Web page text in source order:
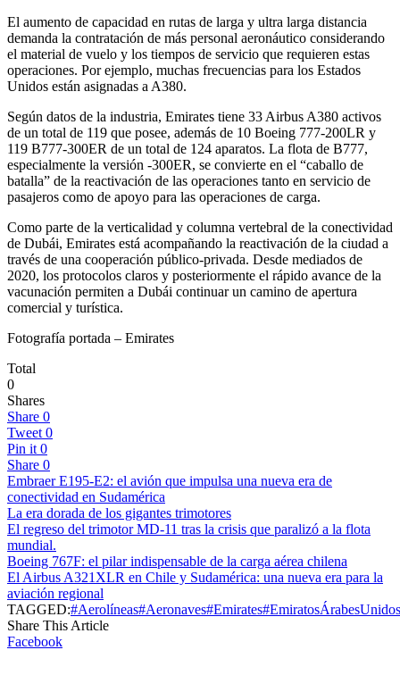
El aumento de capacidad en rutas de larga y ultra larga distancia
demanda la contratación de más personal aeronáutico considerando
el material de vuelo y los tiempos de servicio que requieren estas
operaciones. Por ejemplo, muchas frecuencias para los Estados
Unidos están asignadas a A380.
Según datos de la industria, Emirates tiene 33 Airbus A380 activos
de un total de 119 que posee, además de 10 Boeing 777-200LR y
119 B777-300ER de un total de 124 aparatos. La flota de B777,
especialmente la versión -300ER, se convierte en el “caballo de
batalla” de la reactivación de las operaciones tanto en servicio de
pasajeros como de apoyo para las operaciones de carga.
Como parte de la verticalidad y columna vertebral de la conectividad
de Dubái, Emirates está acompañando la reactivación de la ciudad a
través de una cooperación público-privada. Desde mediados de
2020, los protocolos claros y posteriormente el rápido avance de la
vacunación permiten a Dubái continuar un camino de apertura
comercial y turística.
Fotografía portada – Emirates
Total
0
Shares
Share 0
Tweet 0
Pin it 0
Share 0
Embraer E195-E2: el avión que impulsa una nueva era de
conectividad en Sudamérica
La era dorada de los gigantes trimotores
El regreso del trimotor MD-11 tras la crisis que paralizó a la flota
mundial.
Boeing 767F: el pilar indispensable de la carga aérea chilena
El Airbus A321XLR en Chile y Sudamérica: una nueva era para la
aviación regional
TAGGED:#Aerolíneas#Aeronaves#Emirates#EmiratosÁrabesUnidos
Share This Article
Facebook